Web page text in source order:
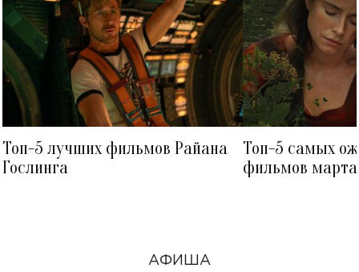
Топ-5 лучших фильмов Райана
Гослинга
Топ-5 самых
фильмов
АФИША